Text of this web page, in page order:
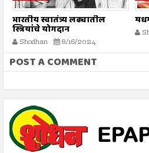
भारतीय स्वातंत्र्य लढ्यातील
स्त्रियांचे योगदान
Shodhan 8/16/2024
POST A COMMENT